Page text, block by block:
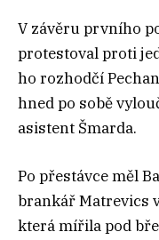
V závěru prvního
protestoval proti
ho rozhodčí
hned po sobě
asistent Šmarda.
Po přestávce měl
brankář Matrevics
která mířila pod